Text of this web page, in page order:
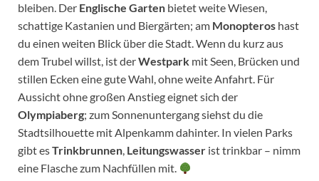
bleiben. Der Englische Garten bietet weite Wiesen,
schattige Kastanien und Biergärten; am Monopteros hast
du einen weiten Blick über die Stadt. Wenn du kurz aus
dem Trubel willst, ist derWestpark mit Seen, Brücken und
stillen Ecken eine gute Wahl, ohne weite Anfahrt. Für
Aussicht ohne großen Anstieg eignet sich der
Olympiaberg; zum Sonnenuntergang siehst du die
Stadtsilhouette mit Alpenkamm dahinter. In vielen Parks
gibt esTrinkbrunnen, Leitungswasser ist trinkbar – nimm
eine Flasche zum Nachfüllen mit.